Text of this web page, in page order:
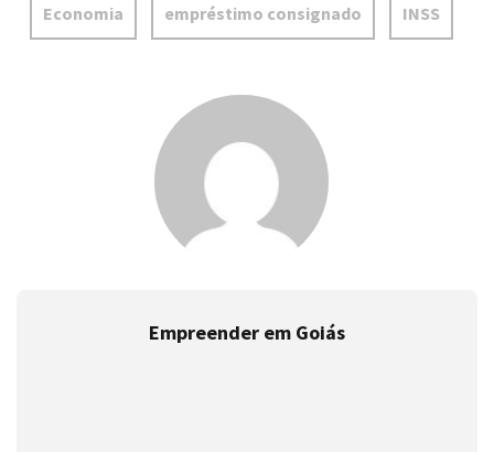
Economia empréstimo consignado INSS
Empreender em Goiás